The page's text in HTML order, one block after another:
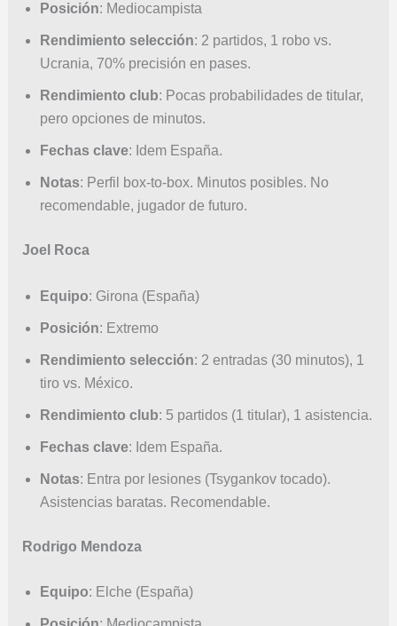
Posición: Mediocampista
Rendimiento selección: 2 partidos, 1 robo vs.
Ucrania, 70% precisión en pases.
Rendimiento club: Pocas probabilidades de titular,
pero opciones de minutos.
Fechas clave: Idem España.
Notas: Perfil box-to-box. Minutos posibles. No
recomendable, jugador de futuro.
Joel Roca
Equipo: Girona (España)
Posición: Extremo
Rendimiento selección: 2 entradas (30 minutos), 1
tiro vs. México.
Rendimiento club: 5 partidos (1 titular), 1 asistencia.
Fechas clave: Idem España.
Notas: Entra por lesiones (Tsygankov tocado).
Asistencias baratas. Recomendable.
Rodrigo Mendoza
Equipo: Elche (España)